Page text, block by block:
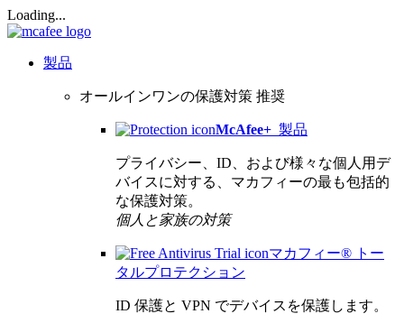
Loading...
製品
オールインワンの保護対策 推奨
McAfee+ 製品
プライバシー、ID、および様々な個人用デ
バイスに対する、マカフィーの最も包括的
な保護対策。
個人と家族の対策
マカフィー® トー
タルプロテクション
ID 保護と VPN でデバイスを保護します。